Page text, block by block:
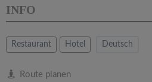
INFO
Restaurant Hotel Deutsch
Route planen
a
v